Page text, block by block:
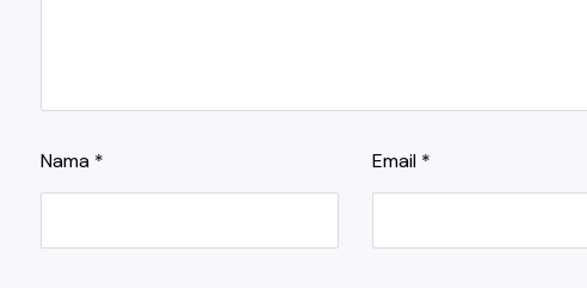
Nama * Email *